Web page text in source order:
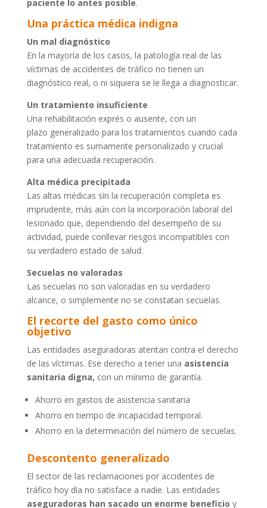
paciente lo antes posible.
Una práctica médica indigna
Un mal diagnóstico
En la mayoría de los casos, la patología real de las
víctimas de accidentes de tráfico no tienen un
diagnóstico real, o ni siquiera se le llega a diagnosticar.
Un tratamiento insuficiente
Una rehabilitación exprés o ausente, con un
plazo generalizado para los tratamientos cuando cada
tratamiento es sumamente personalizado y crucial
para una adecuada recuperación.
Alta médica precipitada
Las altas médicas sin la recuperación completa es
imprudente, más aún con la incorporación laboral del
lesionado que, dependiendo del desempeño de su
actividad, puede conllevar riesgos incompatibles con
su verdadero estado de salud.
Secuelas no valoradas
Las secuelas no son valoradas en su verdadero
alcance, o simplemente no se constatan secuelas.
El recorte del gasto como único
objetivo
Las entidades aseguradoras atentan contra el derecho
de las víctimas. Ese derecho a tener una asistencia
sanitaria digna, con un mínimo de garantía.
Ahorro en gastos de asistencia sanitaria
Ahorro en tiempo de incapacidad temporal.
Ahorro en la determinación del número de secuelas.
Descontento generalizado
El sector de las reclamaciones por accidentes de
tráfico hoy día no satisface a nadie. Las entidades
aseguradoras han sacado un enorme beneficio y